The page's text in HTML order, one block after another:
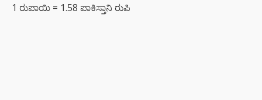
1 ರುಪಾಯಿ = 1.58 ಪಾಕಿಸ್ತಾನಿ ರುಪಿ